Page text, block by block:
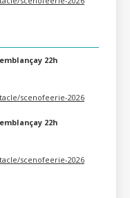
22h
scenofeerie-2026
22h
scenofeerie-2026